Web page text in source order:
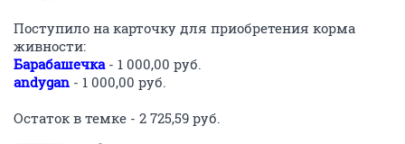
ОТВЕТИТЬ
AlenkaNL